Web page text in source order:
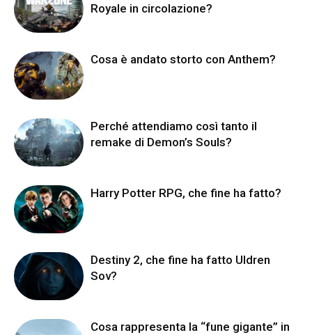
Royale in circolazione?
Cosa è andato storto con Anthem?
Perché attendiamo così tanto il
remake di Demon’s Souls?
Harry Potter RPG, che fine ha fatto?
Destiny 2, che fine ha fatto Uldren
Sov?
Cosa rappresenta la “fune gigante” in